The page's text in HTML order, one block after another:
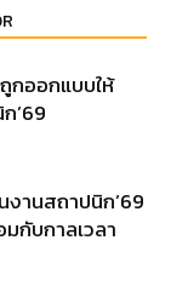
กออกแบบให้
’69
งานสถาปนิก’69
กับกาลเวลา